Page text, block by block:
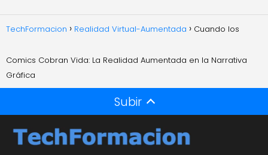
TechFormacion Realidad Virtual-Aumentada Cuando los
Comics Cobran Vida: La Realidad Aumentada en la Narrativa
Gráfica
Subir